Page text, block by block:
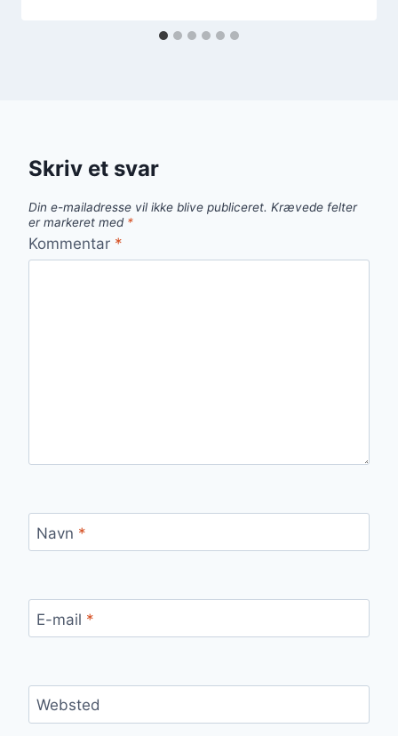
Skriv et svar
Din e-mailadresse vil ikke blive publiceret. Krævede felter
er markeret med *
Kommentar *
Navn *
E-mail *
Websted